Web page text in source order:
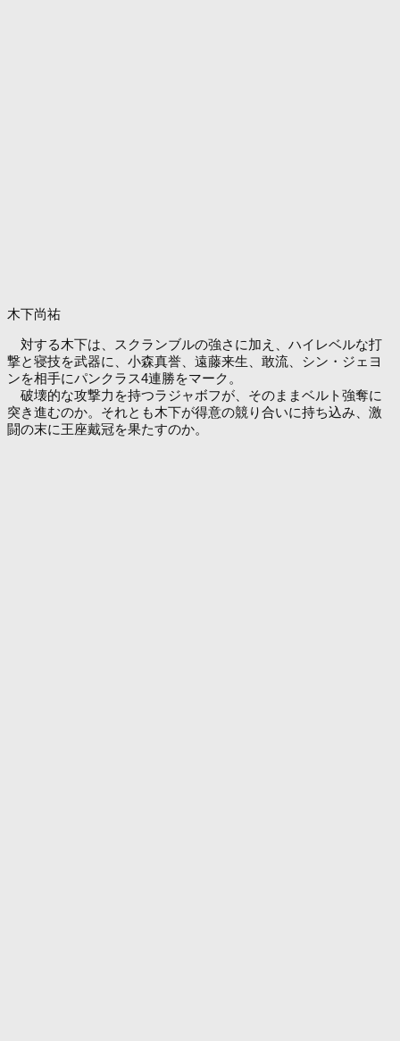
木下尚祐
対する木下は、スクランブルの強さに加え、ハイレベルな打
撃と寝技を武器に、小森真誉、遠藤来生、敢流、シン・ジェヨ
ンを相手にパンクラス4連勝をマーク。
破壊的な攻撃力を持つラジャボフが、そのままベルト強奪に
突き進むのか。それとも木下が得意の競り合いに持ち込み、激
闘の末に王座戴冠を果たすのか。